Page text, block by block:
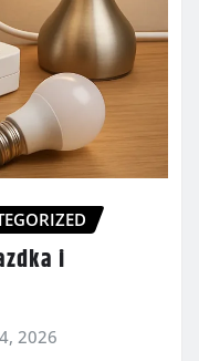
i
2026